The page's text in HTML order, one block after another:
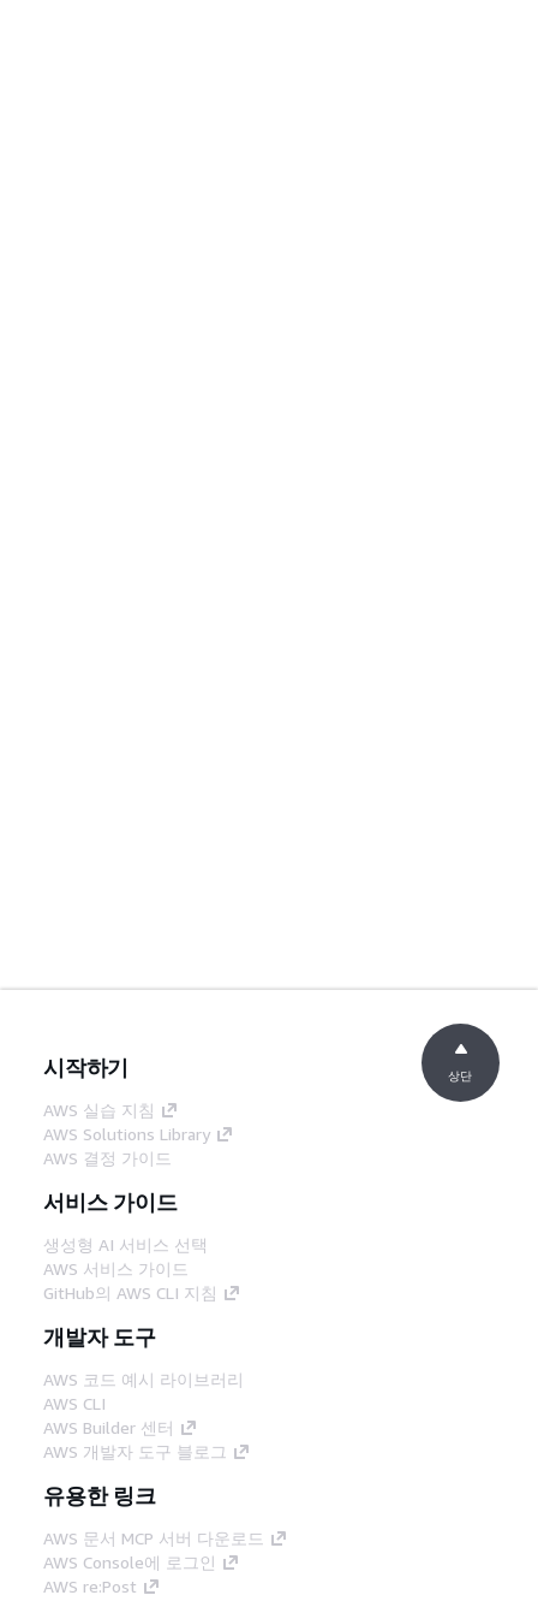
시작하기
AWS 실습 지침
AWS Solutions Library
AWS 결정 가이드
서비스 가이드
생성형 AI 서비스 선택
AWS 서비스 가이드
GitHub의 AWS CLI 지침
개발자 도구
AWS 코드 예시 라이브러리
AWS CLI
AWS Builder 센터
AWS 개발자 도구 블로그
유용한 링크
AWS 문서 MCP 서버 다운로드
AWS Console에 로그인
AWS re:Post
상단